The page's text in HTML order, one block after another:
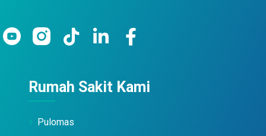
Rumah Sakit Kami
Pulomas